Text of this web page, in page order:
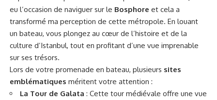
eu l’occasion de naviguer sur le Bosphore et cela a
transformé ma perception de cette métropole. En louant
un bateau, vous plongez au cœur de l’histoire et de la
culture d’Istanbul, tout en profitant d’une vue imprenable
sur ses trésors.
Lors de votre promenade en bateau, plusieurs sites
emblématiques méritent votre attention :
La Tour de Galata : Cette tour médiévale offre une vue